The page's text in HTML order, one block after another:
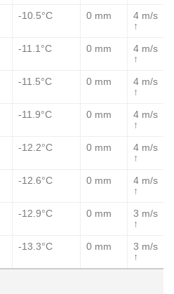
-10.5°C 0 mm
4 m/s
↑
-11.1°C 0 mm
4 m/s
↑
-11.5°C 0 mm
4 m/s
↑
-11.9°C 0 mm
4 m/s
↑
-12.2°C 0 mm
4 m/s
↑
-12.6°C 0 mm
4 m/s
↑
-12.9°C 0 mm
3 m/s
↑
-13.3°C 0 mm
3 m/s
↑